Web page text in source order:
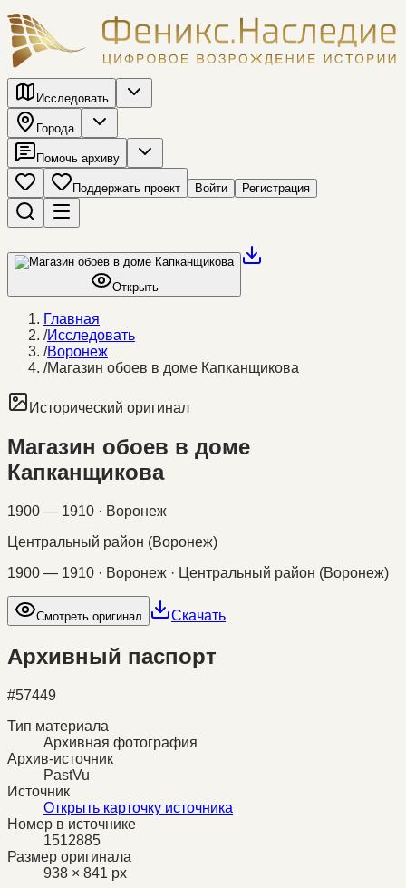
Исследовать
Города
Помочь архиву
Поддержать проект Войти Регистрация
Открыть
Главная
/Исследовать
/Воронеж
/Магазин обоев в доме Капканщикова
Исторический оригинал
Магазин обоев в доме
Капканщикова
1900 — 1910 · Воронеж
Центральный район (Воронеж)
1900 — 1910 · Воронеж · Центральный район (Воронеж)
Смотреть оригинал Скачать
Архивный паспорт
#57449
Тип материала
Архивная фотография
Архив-источник
PastVu
Источник
Открыть карточку источника
Номер в источнике
1512885
Размер оригинала
938 × 841 px